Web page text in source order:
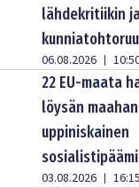
lähdekritiikin
06.08.2026 |
22 EU-maata
löysän
uppiniskainen
03.08.2026 | 16:15